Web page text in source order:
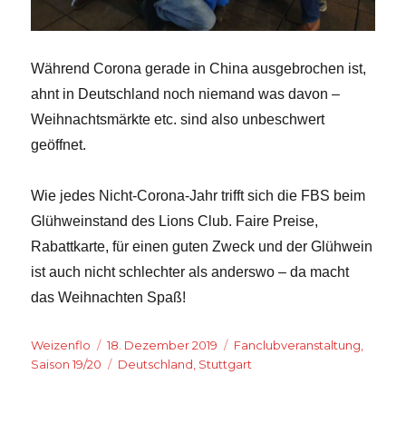
Während Corona gerade in China ausgebrochen ist,
ahnt in Deutschland noch niemand was davon –
Weihnachtsmärkte etc. sind also unbeschwert
geöffnet.
Wie jedes Nicht-Corona-Jahr trifft sich die FBS beim
Glühweinstand des Lions Club. Faire Preise,
Rabattkarte, für einen guten Zweck und der Glühwein
ist auch nicht schlechter als anderswo – da macht
das Weihnachten Spaß!
Autor
Weizenflo
Veröffentlicht
am
18. Dezember 2019 Kategorien
Fanclubveranstaltung,
Saison 19/20
Schlagwörter
Deutschland, Stuttgart